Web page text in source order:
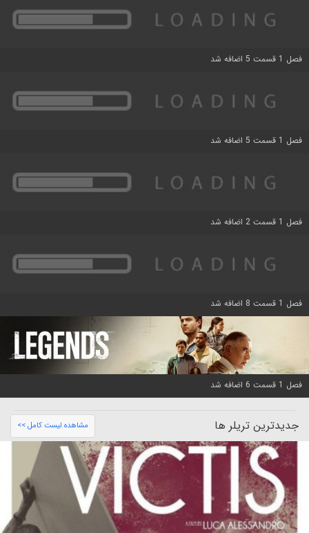
فصل 1 قسمت 5 اضافه شد
فصل 1 قسمت 5 اضافه شد
فصل 1 قسمت 2 اضافه شد
فصل 1 قسمت 8 اضافه شد
فصل 1 قسمت 6 اضافه شد
جدیدترین تریلر ها مشاهده لیست کامل >>